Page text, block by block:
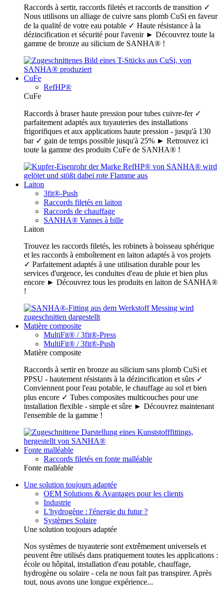
Raccords à sertir, raccords filetés et raccords de transition ✓
Nous utilisons un alliage de cuivre sans plomb CuSi en faveur
de la qualité de votre eau potable ✓ Haute résistance à la
dézincification et sécurité pour l'avenir ► Découvrez toute la
gamme de bronze au silicium de SANHA® !
CuFe
RefHP®
CuFe
Raccords à braser haute pression pour tubes cuivre-fer ✓
parfaitement adaptés aux tuyauteries des installations
frigorifiques et aux applications haute pression - jusqu'à 130
bar ✓ gain de temps possible jusqu'à 25% ► Retrouvez ici
toute la gamme des produits CuFe de SANHA® !
Laiton
3fit®-Push
Raccords filetés en laiton
Raccords de chauffage
SANHA® Vannes à bille
Laiton
Trouvez les raccords filetés, les robinets à boisseau sphérique
et les raccords à emboîtement en laiton adaptés à vos projets
✓ Parfaitement adaptés à une utilisation durable pour les
services d'urgence, les conduites d'eau de pluie et bien plus
encore ► Découvrez tous les produits en laiton de SANHA®
!
Matière composite
MultiFit® / 3fit®-Press
MultiFit® / 3fit®-Push
Matière composite
Raccords à sertir en bronze au silicium sans plomb CuSi et
PPSU - hautement résistants à la dézincification et sûrs ✓
Conviennent pour l'eau potable, le chauffage au sol et bien
plus encore ✓ Tubes composites multicouches pour une
installation flexible - simple et sûre ► Découvrez maintenant
l'ensemble de la gamme !
Fonte malléable
Raccords filetés en fonte malléable
Fonte malléable
Une solution toujours adaptée
OEM Solutions & Avantages pour les clients
Industrie
L'hydrogène : l'énergie du futur ?
Systèmes Solaire
Une solution toujours adaptée
Nos systèmes de tuyauterie sont extrêmement universels et
peuvent être utilisés dans pratiquement toutes les applications :
école ou hôpital, installation d'eau potable, chauffage,
hydrogène ou solaire - cela ne nous fait pas transpirer. Après
tout, nous avons une longue expérience...